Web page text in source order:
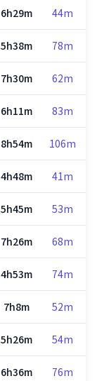
6h29m 44m
5h38m 78m
7h30m 62m
6h11m 83m
8h54m 106m
4h48m 41m
5h45m 53m
7h26m 68m
4h53m 74m
7h8m 52m
5h26m 54m
6h36m 76m